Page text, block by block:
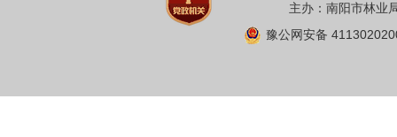
主办：南阳市林
豫公网安备